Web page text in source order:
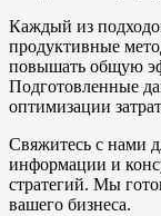
Каждый из
продуктивные
повышать общую
Подготовленные
оптимизации
Свяжитесь с нами
информации и
стратегий. Мы
вашего бизнеса.